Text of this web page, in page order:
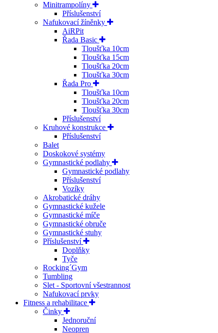
Minitrampolíny
Příslušenství
Nafukovací žíněnky
AiRPit
Řada Basic
Tloušťka 10cm
Tloušťka 15cm
Tloušťka 20cm
Tloušťka 30cm
Řada Pro
Tloušťka 10cm
Tloušťka 20cm
Tloušťka 30cm
Příslušenství
Kruhové konstrukce
Příslušenství
Balet
Doskokové systémy
Gymnastické podlahy
Gymnastické podlahy
Příslušenství
Vozíky
Akrobatické dráhy
Gymnastické kužele
Gymnastické míče
Gymnastické obruče
Gymnastické stuhy
Příslušenství
Doplňky
Tyče
Rocking´Gym
Tumbling
Slet - Sportovní všestrannost
Nafukovací prvky
Fitness a rehabilitace
Činky
Jednoruční
Neopren